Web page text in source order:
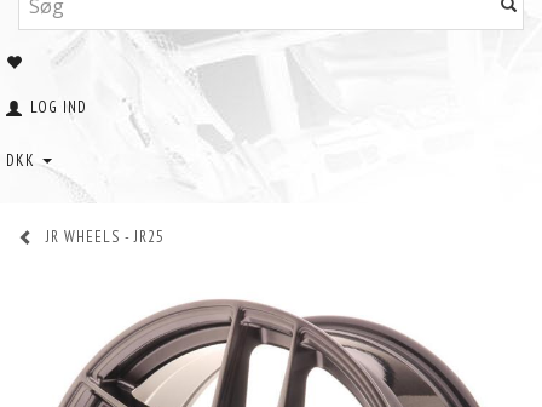
LOG IND
DKK
JR WHEELS - JR25